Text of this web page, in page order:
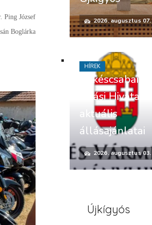
Ping József
Boglárka
2026. augusztus 07.
Békéscsabai
Járási Hivatal
aktuális
állásajánlatai
2026. augusztus 03.
HÍREK
Újkígyós